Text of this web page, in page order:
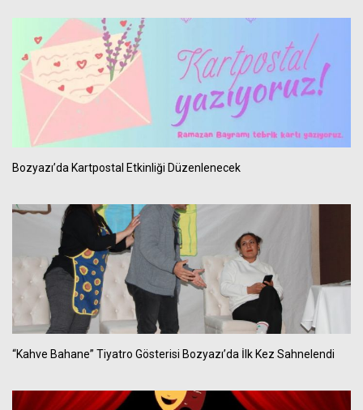
Bozyazı’da Kartpostal Etkinliği Düzenlenecek
“Kahve Bahane” Tiyatro Gösterisi Bozyazı’da İlk Kez Sahnelendi